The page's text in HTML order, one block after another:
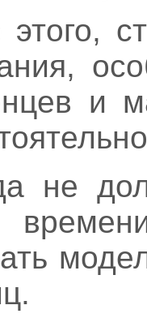
этого,
и
не